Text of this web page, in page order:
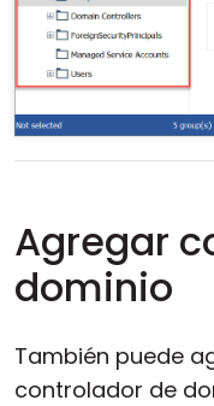
Agregar
dominio
También puede
controlador de